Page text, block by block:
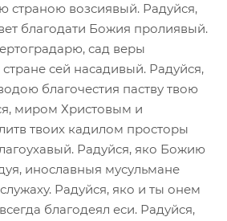
страною возсиявый. Радуйся,
благодати Божия пролиявый.
сад веры
сей насадивый. Радуйся,
благочестия паству твою
миром Христовым и
твоих кадилом просторы
Радуйся, яко Божию
инославныя мусульмане
Радуйся, яко и ты онем
благодеял еси. Радуйся,